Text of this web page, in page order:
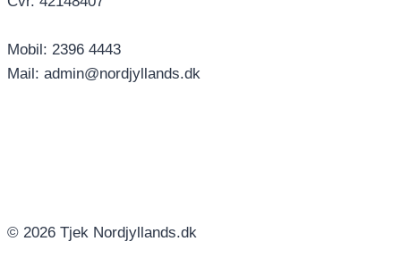
Mobil: 2396 4443
Mail: admin@nordjyllands.dk
© 2026 Tjek Nordjyllands.dk